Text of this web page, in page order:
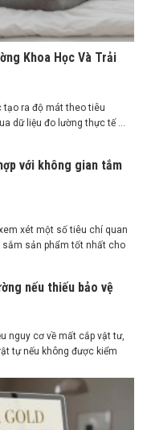
Khoa Học Và Trải
tạo ra độ mát theo tiêu
dữ liệu đo lường thực tế ...
với không gian tắm
xét một số tiêu chí quan
sắm sản phẩm tốt nhất cho
nếu thiếu bảo vệ
nguy cơ về mất cắp vật tư,
tự nếu không được kiểm